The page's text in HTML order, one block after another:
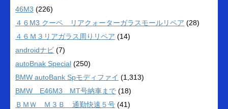
46M3 (226)
４６M3 クーペ リアクォーターガラスモールリペア (28)
４６Ｍ３リアガラス周りリペア (14)
androidナビ (7)
autoBnak Special (250)
BMW autoBank Spモディファイ (1,313)
BMW E46M3 MT号納車まで (18)
ＢＭＷ Ｍ３Ｂ 通勤快速５号 (41)